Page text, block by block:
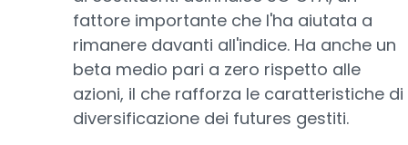
fattore importante che l'ha aiutata a
rimanere davanti all'indice. Ha anche un
beta medio pari a zero rispetto alle
azioni, il che rafforza le caratteristiche di
diversificazione dei futures gestiti.